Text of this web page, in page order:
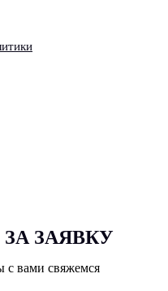
ЗАЯВКУ
вами свяжемся